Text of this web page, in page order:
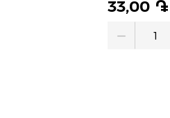
33,00 ֏
Quantity